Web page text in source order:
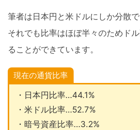
筆者は日本円と米ドルにしか分散で
それでも比率はほぼ半々のためド
ることができています。
現在の通貨比率
・日本円比率…44.1%
・米ドル比率…52.7%
・暗号資産比率…3.2%